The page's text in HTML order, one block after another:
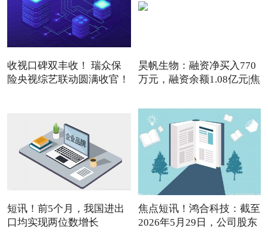
收视口碑双丰收！ 瑞众保
险央视综艺联动圆满收官！
昊帆生物：融资净买入770
万元，融资余额1.08亿元|焦
短讯！前5个月，我国进出
口均实现两位数增长
焦点短讯！鸿合科技：截至
2026年5月29日，公司股东